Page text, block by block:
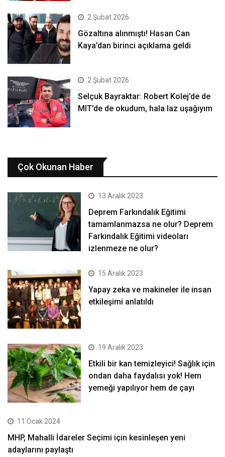
2 Şubat 2026
Gözaltına alınmıştı! Hasan Can
Kaya’dan birinci açıklama geldi
2 Şubat 2026
Selçuk Bayraktar: Robert Kolej’de de
MIT’de de okudum, hala laz uşağıyım
Çok Okunan Haber
13 Aralık 2023
Deprem Farkındalık Eğitimi
tamamlanmazsa ne olur? Deprem
Farkındalık Eğitimi videoları
izlenmeze ne olur?
15 Aralık 2023
Yapay zeka ve makineler ile insan
etkileşimi anlatıldı
19 Aralık 2023
Etkili bir kan temizleyici! Sağlık için
ondan daha faydalısı yok! Hem
yemeği yapılıyor hem de çayı
11 Ocak 2024
MHP, Mahalli İdareler Seçimi için kesinleşen yeni
adaylarını paylaştı